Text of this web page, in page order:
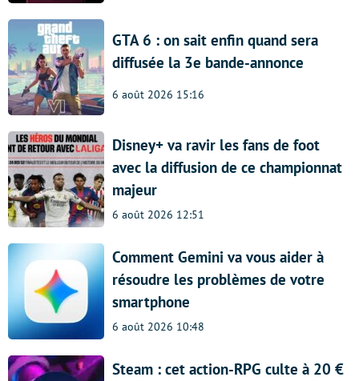
GTA 6 : on sait enfin quand sera
diffusée la 3e bande-annonce
6 août 2026 15:16
Disney+ va ravir les fans de foot
avec la diffusion de ce championnat
majeur
6 août 2026 12:51
Comment Gemini va vous aider à
résoudre les problèmes de votre
smartphone
6 août 2026 10:48
Steam : cet action-RPG culte à 20 €